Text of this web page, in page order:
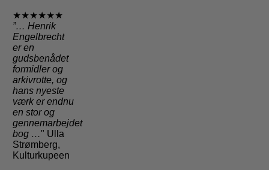
★★★★★★
”… Henrik
Engelbrecht
er en
gudsbenådet
formidler og
arkivrotte, og
hans nyeste
værk er endnu
en stor og
gennemarbejdet
bog …" Ulla
Strømberg,
Kulturkupeen